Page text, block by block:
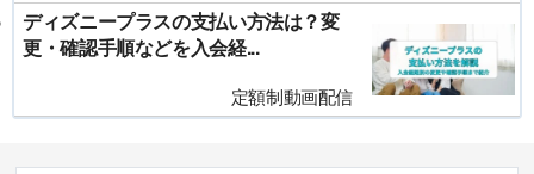
ディズニープラスの支払い方法は？変
更・確認手順などを入会経...
定額制動画配信